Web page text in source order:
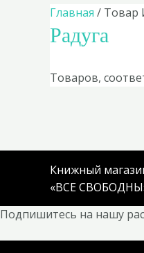
Главная / Товар
Радуга
Товаров,
Книжный
«ВСЕ
Подпишитесь на нашу